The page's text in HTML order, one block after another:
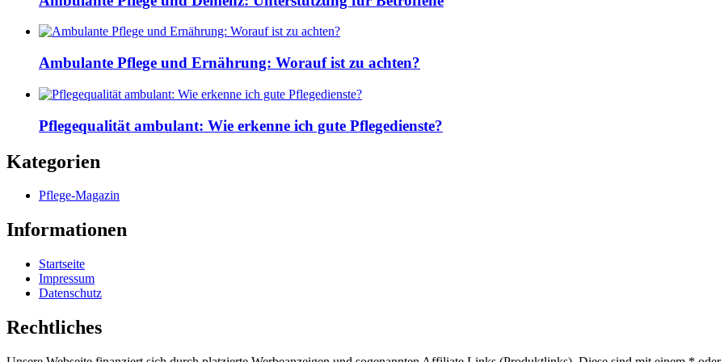
Ambulante Pflege und Ernährung: Worauf ist zu achten?
Pflegequalität ambulant: Wie erkenne ich gute Pflegedienste?
Kategorien
Pflege-Magazin
Informationen
Startseite
Impressum
Datenschutz
Rechtliches